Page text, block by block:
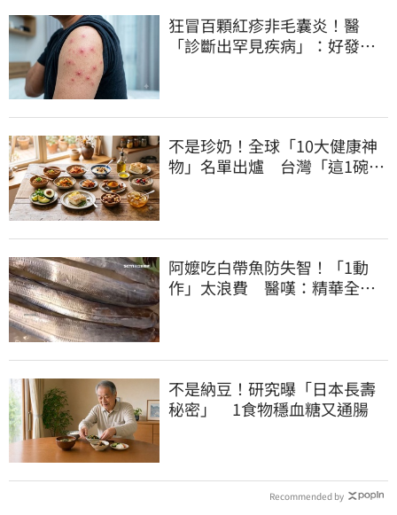
狂冒百顆紅疹非毛囊炎！醫
「診斷出罕見疾病」：好發這
不是珍奶！全球「10大健康神
物」名單出爐 台灣「這1碗」
阿嬤吃白帶魚防失智！「1動
作」太浪費 醫嘆：精華全沒
不是納豆！研究曝「日本長壽
秘密」 1食物穩血糖又通腸
Recommended by